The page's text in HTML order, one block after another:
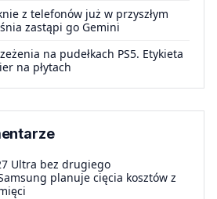
z telefonów już w przyszłym
zastąpi go Gemini
na pudełkach PS5. Etykieta
na płytach
Ultra bez drugiego
planuje cięcia kosztów z